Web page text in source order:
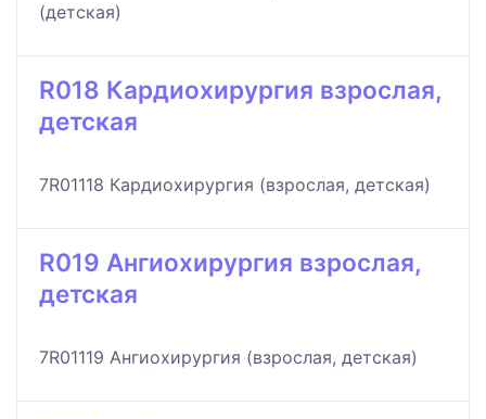
(детская)
R018 Кардиохирургия взрослая,
детская
7R01118 Кардиохирургия (взрослая, детская)
R019 Ангиохирургия взрослая,
детская
7R01119 Ангиохирургия (взрослая, детская)